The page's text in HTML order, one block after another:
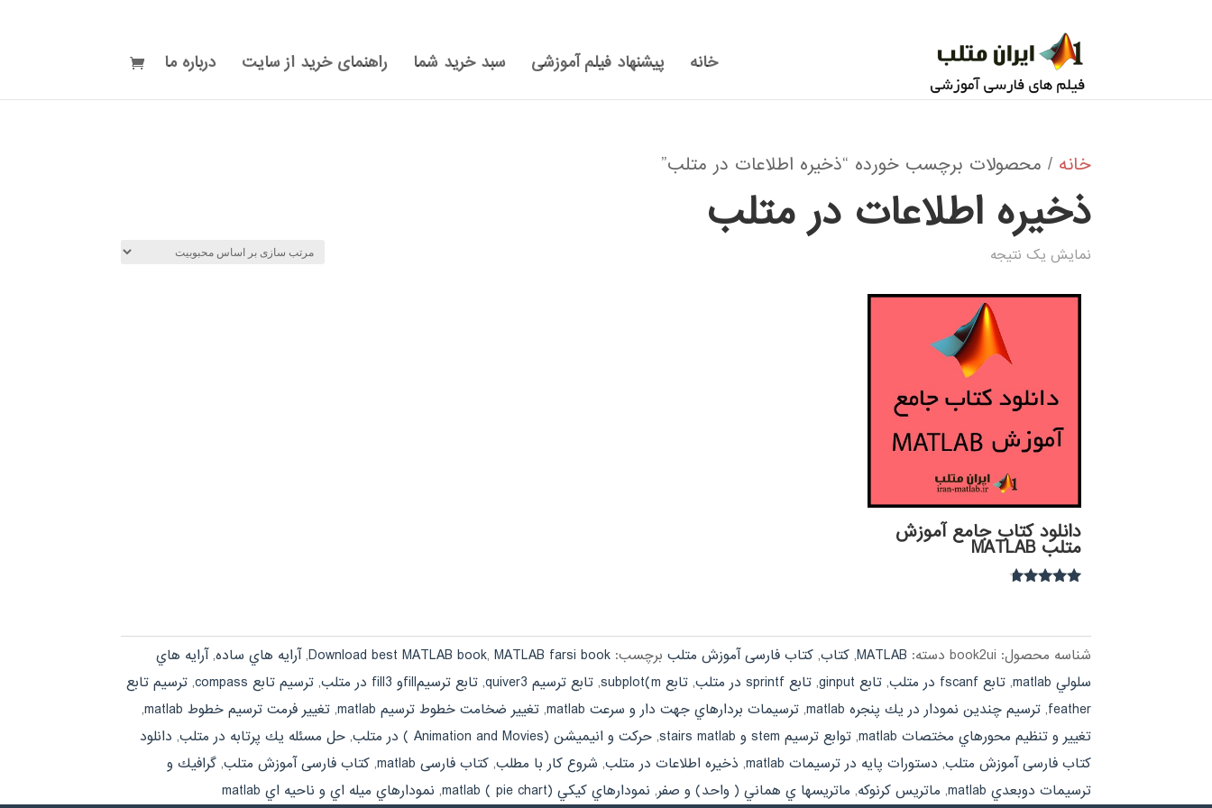
خانه پیشنهاد فیلم آموزشی سبد خرید شما راهنمای خرید از سایت درباره ما
خانه / محصولات برچسب خورده “ذخيره اطلاعات در متلب”
ذخيره اطلاعات در متلب
نمایش یک نتیجه
دانلود کتاب جامع آموزش
متلب MATLAB
شناسه محصول: book2ui دسته: MATLAB
,کتاب,کتاب فارسی آموزش متلب برچسب: Download best MATLAB book, MATLAB farsi book
,آرايه هاي ساده,آرايه هاي
سلولي matlab
,تابع fscanf در متلب ,تابع ginput ,تابع sprintf در متلب ,تابع subplot(m ,تابع ترسيم quiver3 ,تابع ترسيمfillو fill3 در متلب ,ترسيم تابع compass ,ترسيم تابع
feather
,ترسيم چندين نمودار در يك پنجره matlab ,ترسيمات بردارهاي جهت دار و سرعت matlab ,تغيير ضخامت خطوط ترسيم matlab ,تغيير فرمت ترسيم خطوط matlab
,
تغيير و تنظيم محورهاي مختصات matlab
,توابع ترسيم stem و stairs matlab ,حركت و انيميشن (Animation and Movies ) در متلب ,حل مسئله يك پرتابه در متلب, دانلود
کتاب فارسی آموزش متلب, دستورات پايه در ترسيمات matlab , ذخيره اطلاعات در متلب, شروع كار با مطلب,کتاب فارسی matlab ,کتاب فارسی آموزش متلب,گرافيك و
ترسيمات دوبعدي matlab
, ماتريس كرنوكه, ماتريسها ي هماني ( واحد) و صفر, نمودارهاي كيكي (pie chart ) matlab , نمودارهاي ميله اي و ناحيه اي matlab